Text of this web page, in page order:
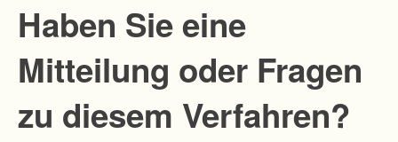
Haben Sie eine
Mitteilung oder Fragen
zu diesem Verfahren?